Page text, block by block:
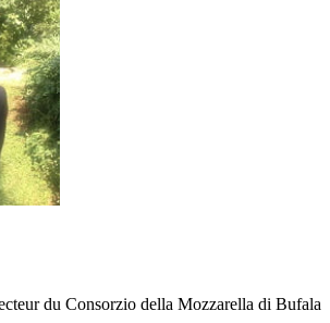
du Consorzio della Mozzarella di Bufala